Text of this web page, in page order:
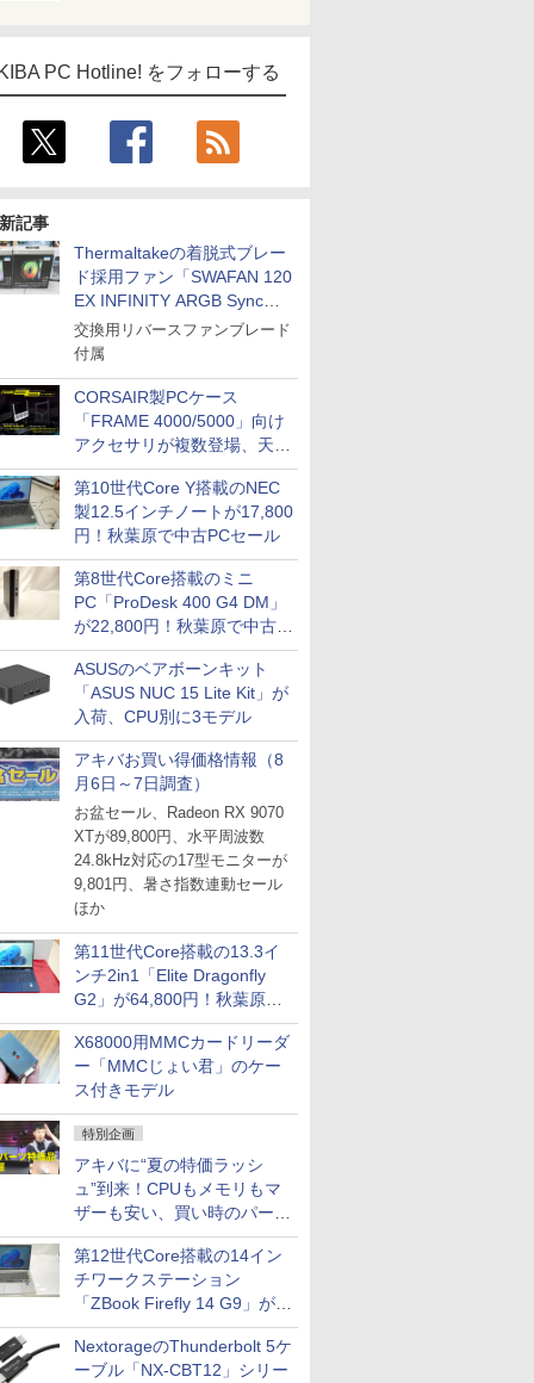
PC Hotline! をフォローする
記事
Thermaltakeの着脱式ブレー
ド採用ファン「SWAFAN 120
EX INFINITY ARGB Sync」
に単品パッケージ
交換用リバースファンブレード
付属
CORSAIR製PCケース
「FRAME 4000/5000」向け
アクセサリが複数登場、天然
木製パネルや背面コネクタ対
応トレイなど
第10世代Core Y搭載のNEC
製12.5インチノートが17,800
円！秋葉原で中古PCセール
第8世代Core搭載のミニ
PC「ProDesk 400 G4 DM」
が22,800円！秋葉原で中古
PCセール
ASUSのベアボーンキット
「ASUS NUC 15 Lite Kit」が
入荷、CPU別に3モデル
アキバお買い得価格情報（8
月6日～7日調査）
お盆セール、Radeon RX 9070
XTが89,800円、水平周波数
24.8kHz対応の17型モニターが
9,801円、暑さ指数連動セール
ほか
第11世代Core搭載の13.3イ
ンチ2in1「Elite Dragonfly
G2」が64,800円！秋葉原で
中古PCセール
X68000用MMCカードリーダ
ー「MMCじょい君」のケー
ス付きモデル
特別企画
アキバに“夏の特価ラッシ
ュ”到来！CPUもメモリもマ
ザーも安い、買い時のパーツ
は？【8月7日(金)22時配信】
第12世代Core搭載の14イン
チワークステーション
「ZBook Firefly 14 G9」が
79,800円！秋葉原で中古PC
セール
NextorageのThunderbolt 5ケ
ーブル「NX-CBT12」シリー